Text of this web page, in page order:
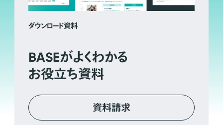
ダウンロード資料
BASEがよくわかる
お役立ち資料
資料請求